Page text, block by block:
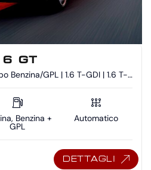
6 GT
Benzina/GPL | 1.6 T-GDI | 1.6 T-
Benzina +
GPL
Automatico
DETTAGLI